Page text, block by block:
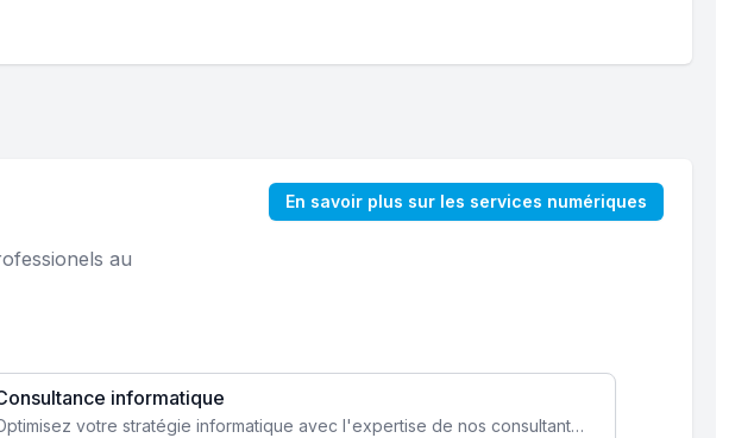
En savoir plus sur les services numériques
au
informatique
Optimisez votre stratégie informatique avec l'expertise de nos consultants pour améliorer votre efficacité et sécurité.